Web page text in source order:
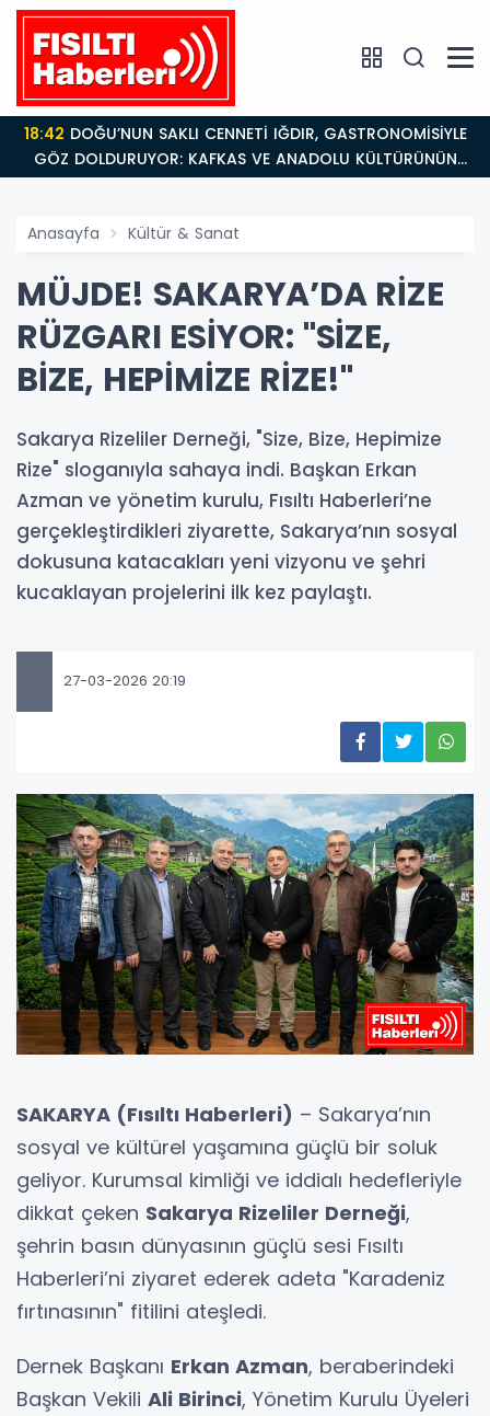
18:42
GÖZ DOLDURUYOR: KAFKAS VE ANADOLU KÜLTÜRÜNÜN
BULUŞMA NOKTASI
Anasayfa Kültür & Sanat
MÜJDE! SAKARYA’DA RİZE
RÜZGARI ESİYOR: "SİZE,
BİZE, HEPİMİZE RİZE!"
Sakarya Rizeliler Derneği, "Size, Bize, Hepimize
Rize" sloganıyla sahaya indi. Başkan Erkan
Azman ve yönetim kurulu, Fısıltı Haberleri’ne
gerçekleştirdikleri ziyarette, Sakarya’nın sosyal
dokusuna katacakları yeni vizyonu ve şehri
kucaklayan projelerini ilk kez paylaştı.
27-03-2026 20:19
SAKARYA (Fısıltı Haberleri) – Sakarya’nın
sosyal ve kültürel yaşamına güçlü bir soluk
geliyor. Kurumsal kimliği ve iddialı hedefleriyle
dikkat çeken Sakarya Rizeliler Derneği,
şehrin basın dünyasının güçlü sesi Fısıltı
Haberleri’ni ziyaret ederek adeta "Karadeniz
fırtınasının" fitilini ateşledi.
Dernek Başkanı Erkan Azman, beraberindeki
Başkan Vekili Ali Birinci, Yönetim Kurulu Üyeleri